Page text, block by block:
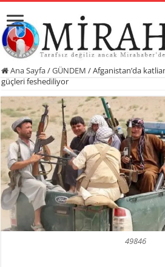
Ana Sayfa/GÜNDEM /Afganistan’da
güçleri feshediliyor
49846